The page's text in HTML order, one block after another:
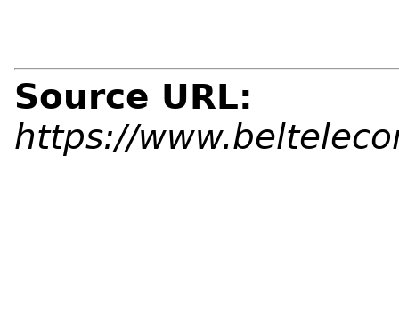
Source URL:
https://